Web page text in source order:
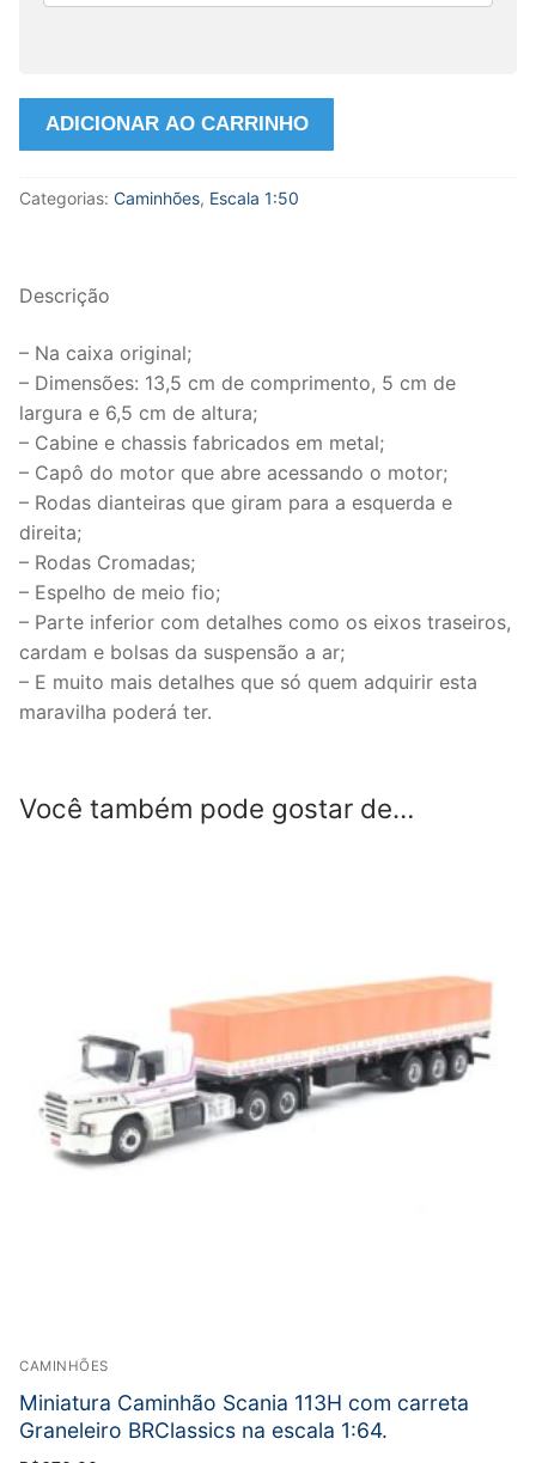
Miniatura
Scania
Escala
da
WSI.
quantidade
ADICIONAR AO CARRINHO
Categorias: Caminhões, Escala 1:50
Descrição
– Na caixa original;
– Dimensões: 13,5 cm de comprimento, 5 cm de
largura e 6,5 cm de altura;
– Cabine e chassis fabricados em metal;
– Capô do motor que abre acessando o motor;
– Rodas dianteiras que giram para a esquerda e
direita;
– Rodas Cromadas;
– Espelho de meio fio;
– Parte inferior com detalhes como os eixos traseiros,
cardam e bolsas da suspensão a ar;
– E muito mais detalhes que só quem adquirir esta
maravilha poderá ter.
Você também pode gostar de…
CAMINHÕES
Miniatura Caminhão Scania 113H com carreta
Graneleiro BRClassics na escala 1:64.